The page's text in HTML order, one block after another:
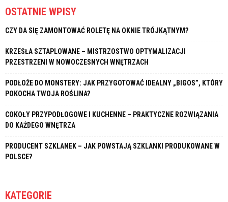
OSTATNIE WPISY
CZY DA SIĘ ZAMONTOWAĆ ROLETĘ NA OKNIE TRÓJKĄTNYM?
KRZESŁA SZTAPLOWANE – MISTRZOSTWO OPTYMALIZACJI
PRZESTRZENI W NOWOCZESNYCH WNĘTRZACH
PODŁOŻE DO MONSTERY: JAK PRZYGOTOWAĆ IDEALNY „BIGOS”, KTÓRY
POKOCHA TWOJA ROŚLINA?
COKOŁY PRZYPODŁOGOWE I KUCHENNE – PRAKTYCZNE ROZWIĄZANIA
DO KAŻDEGO WNĘTRZA
PRODUCENT SZKLANEK – JAK POWSTAJĄ SZKLANKI PRODUKOWANE W
POLSCE?
KATEGORIE